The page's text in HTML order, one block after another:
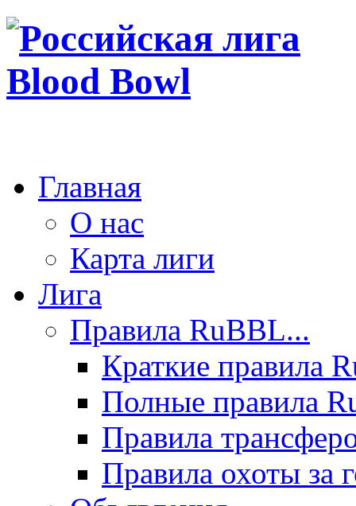
Главная
О нас
Карта лиги
Лига
Правила RuBBL...
Краткие правила
Полные правила
Правила
Правила охоты за